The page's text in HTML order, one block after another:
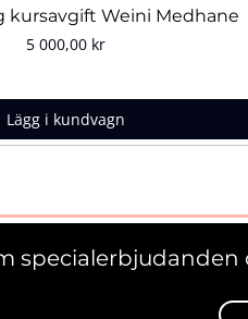
Snabbvisning
kursavgift Weini Medhane
Pris
5 000,00 kr
Lägg i kundvagn
specialerbjudanden